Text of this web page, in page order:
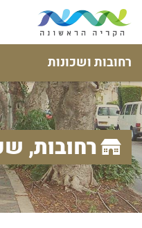
רחובות ושכונות
רחובות,